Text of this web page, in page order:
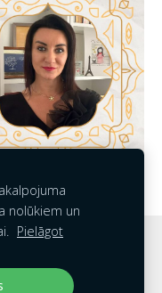
nolūkiem un
Pielāgot